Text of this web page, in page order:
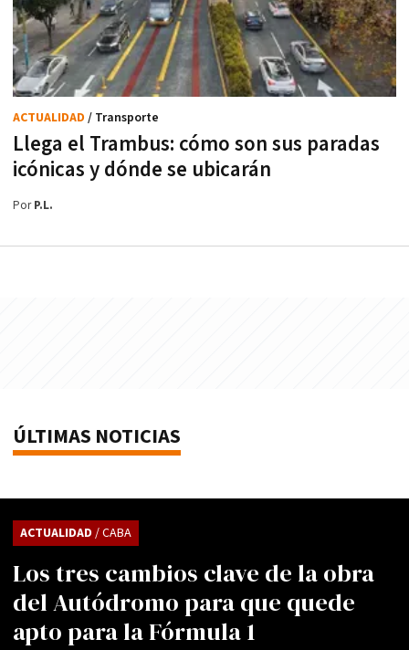
Llega el Trambus: cómo son sus paradas
icónicas y dónde se ubicarán
ACTUALIDAD / Transporte
PorP.L.
ÚLTIMAS NOTICIAS
Los tres cambios clave de la obra
del Autódromo para que quede
apto para la Fórmula 1
ACTUALIDAD / CABA